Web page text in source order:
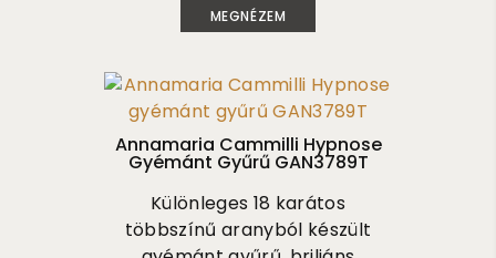
MEGNÉZEM
Annamaria Cammilli Hypnose
Gyémánt Gyűrű GAN3789T
Különleges 18 karátos
többszínű aranyból készült